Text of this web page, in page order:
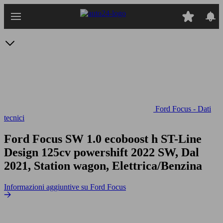
Ford Focus - Dati
tecnici
Ford Focus SW 1.0 ecoboost h ST-Line
Design 125cv powershift 2022 SW, Dal
2021, Station wagon, Elettrica/Benzina
Informazioni aggiuntive su Ford Focus